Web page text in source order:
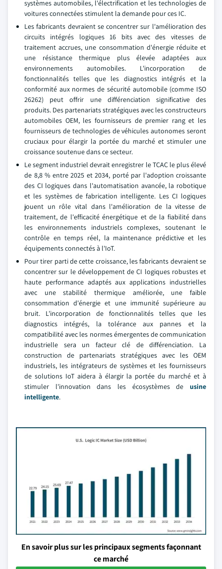
systèmes automobiles, l'électrification et les technologies de
voitures connectées stimulent la demande pour ces IC.
Les fabricants devraient se concentrer sur l'amélioration des
circuits intégrés logiques 16 bits avec des vitesses de
traitement accrues, une consommation d'énergie réduite et
une résistance thermique plus élevée adaptées aux
environnements automobiles. L'incorporation de
fonctionnalités telles que les diagnostics intégrés et la
conformité aux normes de sécurité automobile (comme ISO
26262) peut offrir une différenciation significative des
produits. Des partenariats stratégiques avec les constructeurs
automobiles OEM, les fournisseurs de premier rang et les
fournisseurs de technologies de véhicules autonomes seront
cruciaux pour élargir la portée du marché et stimuler une
croissance soutenue dans ce secteur.
Le segment industriel devrait enregistrer le TCAC le plus élevé
de 8,8 % entre 2025 et 2034, porté par l'adoption croissante
des CI logiques dans l'automatisation avancée, la robotique
et les systèmes de fabrication intelligente. Les CI logiques
jouent un rôle vital dans l'amélioration de la vitesse de
traitement, de l'efficacité énergétique et de la fiabilité dans
les environnements industriels complexes, soutenant le
contrôle en temps réel, la maintenance prédictive et les
équipements connectés à l'IoT.
Pour tirer parti de cette croissance, les fabricants devraient se
concentrer sur le développement de CI logiques robustes et
haute performance adaptés aux applications industrielles
avec une stabilité thermique améliorée, une faible
consommation d'énergie et une immunité supérieure au
bruit. L'incorporation de fonctionnalités telles que les
diagnostics intégrés, la tolérance aux pannes et la
compatibilité avec les normes émergentes de communication
industrielle sera un facteur clé de différenciation. La
construction de partenariats stratégiques avec les OEM
industriels, les intégrateurs de systèmes et les fournisseurs
de solutions IoT aidera à élargir la portée du marché et à
stimuler l'innovation dans les écosystèmes de usine
intelligente.
En savoir plus sur les principaux segments façonnant
ce marché